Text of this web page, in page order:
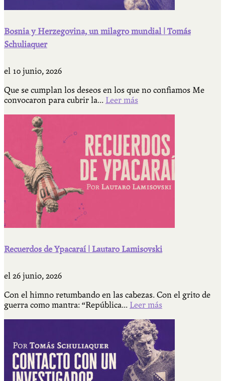
Bosnia y Herzegovina, un milagro mundial | Tomás
Schuliaquer
el 10 junio, 2026
Que se cumplan los deseos en los que no confiamos Me
convocaron para cubrir la... Leer más
Recuerdos de Ypacaraí | Lautaro Lamisovski
el 26 junio, 2026
Con el himno retumbando en las cabezas. Con el grito de
guerra como mantra: “República... Leer más